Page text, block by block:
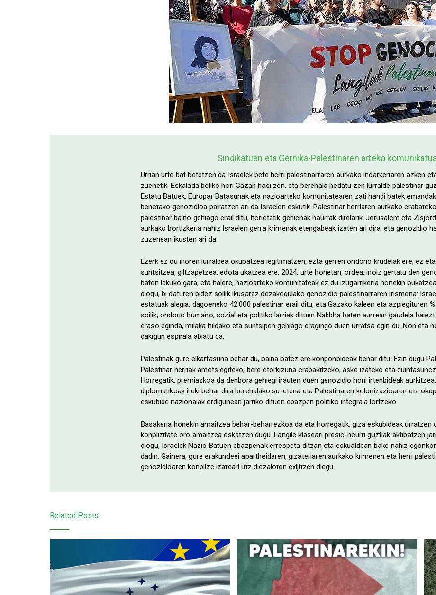
Sindikatuen eta Gernika-Palestinaren arteko
Urrian urte bat betetzen da Israelek bete herri palestinarraren aurkako indarkeriaren azken
zuenetik. Eskalada beliko hori Gazan hasi zen, eta berehala hedatu zen lurralde palestinar
Estatu Batuek, Europar Batasunak eta nazioarteko komunitatearen zati handi batek
benetako genozidioa pairatzen ari da Israelen eskutik. Palestinar herriaren aurkako
palestinar baino gehiago erail ditu, horietatik gehienak haurrak direlarik. Jerusalem eta
aurkako bortizkeria nahiz Israelen gerra krimenak etengabeak izaten ari dira, eta genozidio
zuzenean ikusten ari da.
Ezerk ez du inoren lurraldea okupatzea legitimatzen, ezta gerren ondorio krudelak ere, ez
suntsitzea, giltzapetzea, edota ukatzea ere. 2024. urte honetan, ordea, inoiz gertatu den
baten lekuko gara, eta halere, nazioarteko komunitateak ez du izugarrikeria honekin
diogu, bi daturen bidez soilik ikusaraz dezakegulako genozidio palestinarraren irismena:
estatuak alegia, dagoeneko 42.000 palestinar erail ditu, eta Gazako kaleen eta azpiegituren
soilik, ondorio humano, sozial eta politiko larriak dituen Nakbha baten aurrean gaudela
eraso eginda, milaka hildako eta suntsipen gehiago eragingo duen urratsa egin du. Non eta
dakigun espirala abiatu da.
Palestinak gure elkartasuna behar du, baina batez ere konponbideak behar ditu. Ezin dugu
Palestinar herriak amets egiteko, bere etorkizuna erabakitzeko, aske izateko eta
Horregatik, premiazkoa da denbora gehiegi irauten duen genozidio honi irtenbideak
diplomatikoak ireki behar dira berehalako su-etena eta Palestinaren kolonizazioaren eta
eskubide nazionalak erdigunean jarriko dituen ebazpen politiko integrala lortzeko.
Basakeria honekin amaitzea behar-beharrezkoa da eta horregatik, giza eskubideak urratzen
konplizitate oro amaitzea eskatzen dugu. Langile klaseari presio-neurri guztiak aktibatzen
diogu, Israelek Nazio Batuen ebazpenak errespeta ditzan eta eskualdean bake nahiz
dadin. Gainera, gure erakundeei apartheidaren, gizateriaren aurkako krimenen eta herri
genozidioaren konplize izateari utz diezaioten exijitzen diegu.
Related Posts